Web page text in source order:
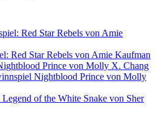
Red Star Rebels von Amie
Red Star Rebels von Amie Kaufman
Prince von Molly X. Chang
Nightblood Prince von Molly
of the White Snake von Sher